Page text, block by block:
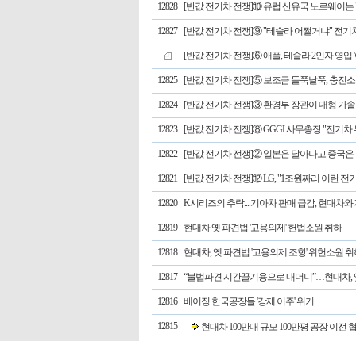
12828 [반값 전기차 전쟁]⑩ 유럽 산유국 노르웨이는
12827 [반값 전기차 전쟁]⑨ "테슬라 어쩔거냐" 전기
[반값 전기차 전쟁]⑥ 애플, 테슬라 2인자 영입
12825 [반값 전기차 전쟁]⑤ 보조금 들쭉날쭉, 충전
12824 [반값 전기차 전쟁]③ 환경부 장관이 대형 가
12823 [반값 전기차 전쟁]⑧ GGGI 사무총장 "전기차
12822 [반값 전기차 전쟁]② 일본은 달아나고 중국은
12821 [반값 전기차 전쟁]⑫ LG, "1조원짜리 이란 전
12820 K시리즈의 추락....기아차 판매 급감, 현대차
12819 현대차 옛 파견법 '고용의제' 헌법소원 취하
12818 현대차, 옛 파견법 '고용의제 조항' 위헌소원 취
12817 “불법파견 시간끌기용으로 내더니”…현대차,
12816 베이징 한국공장들 '강제 이주' 위기
12815 현대차 100만대 규모 100만평 공장 이전